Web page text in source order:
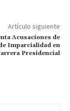
Artículo siguiente
Acusaciones de
Imparcialidad en
Presidencial